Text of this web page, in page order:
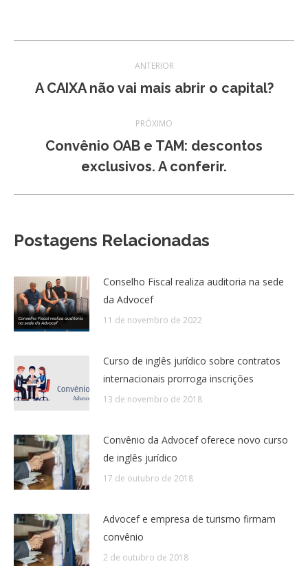
de
ANTERIOR
Post
A CAIXA não vai mais abrir o capital?
PRÓXIMO
Próximo
post:
Convênio OAB e TAM: descontos
exclusivos. A conferir.
Postagens Relacionadas
Conselho Fiscal realiza auditoria na sede
da Advocef
11 de novembro de 2022
Curso de inglês jurídico sobre contratos
internacionais prorroga inscrições
13 de novembro de 2018
Convênio da Advocef oferece novo curso
de inglês jurídico
17 de outubro de 2018
Advocef e empresa de turismo firmam
convênio
2 de outubro de 2018